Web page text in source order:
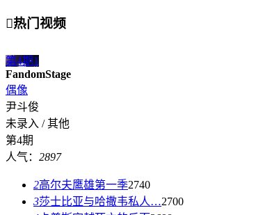
热门视频
第4期1
FandomStage
偶像
尹斗俊
未录入 / 其他
第4期
人气： 2897
2高尔夫鹰雄第一季2740
3莎士比亚与哈撒韦私人…2700